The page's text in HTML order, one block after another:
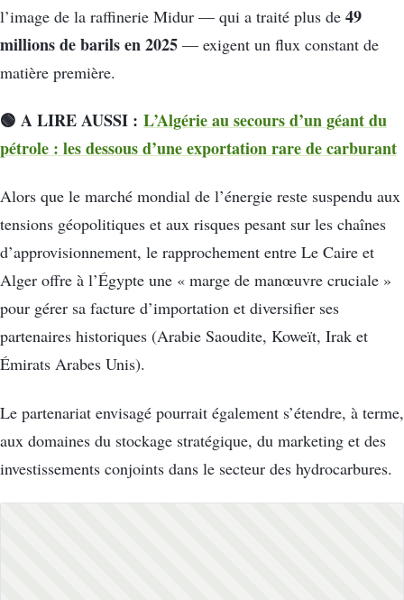
l’image de la raffinerie Midur — qui a traité plus de 49
millions de barils en 2025 — exigent un flux constant de
matière première.
🟢 A LIRE AUSSI : L’Algérie au secours d’un géant du
pétrole : les dessous d’une exportation rare de carburant
Alors que le marché mondial de l’énergie reste suspendu aux
tensions géopolitiques et aux risques pesant sur les chaînes
d’approvisionnement, le rapprochement entre Le Caire et
Alger offre à l’Égypte une « marge de manœuvre cruciale »
pour gérer sa facture d’importation et diversifier ses
partenaires historiques (Arabie Saoudite, Koweït, Irak et
Émirats Arabes Unis).
Le partenariat envisagé pourrait également s’étendre, à terme,
aux domaines du stockage stratégique, du marketing et des
investissements conjoints dans le secteur des hydrocarbures.